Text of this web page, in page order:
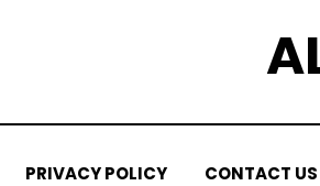
PRIVACY POLICY CONTACT US